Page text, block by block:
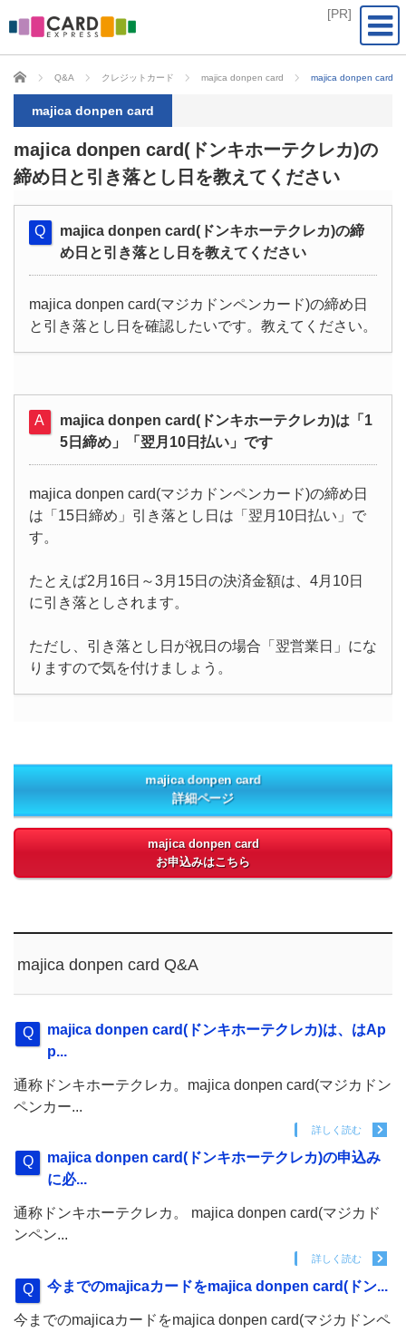
CARD EXPRESS
Q&A クレジットカード majica donpen card majica donpen card(
majica donpen card
majica donpen card(ドンキホーテクレカ)の
締め日と引き落とし日を教えてください
majica donpen card(ドンキホーテクレカ)の締
め日と引き落とし日を教えてください
majica donpen card(マジカドンペンカード)の締め日
と引き落とし日を確認したいです。教えてください。
majica donpen card(ドンキホーテクレカ)は「1
5日締め」「翌月10日払い」です
majica donpen card(マジカドンペンカード)の締め日
は「15日締め」引き落とし日は「翌月10日払い」で
す。
たとえば2月16日～3月15日の決済金額は、4月10日
に引き落としされます。
ただし、引き落とし日が祝日の場合「翌営業日」にな
りますので気を付けましょう。
majica donpen card
詳細ページ
majica donpen card
お申込みはこちら
majica donpen card Q&A
majica donpen card(ドンキホーテクレカ)は、はAp
p...
通称ドンキホーテクレカ。majica donpen card(マジカドン
ペンカー...
詳しく読む
majica donpen card(ドンキホーテクレカ)の申込み
に必...
通称ドンキホーテクレカ。 majica donpen card(マジカド
ンペン...
詳しく読む
今までのmajicaカードをmajica donpen card(ドン...
今までのmajicaカードをmajica donpen card(マジカドンペ